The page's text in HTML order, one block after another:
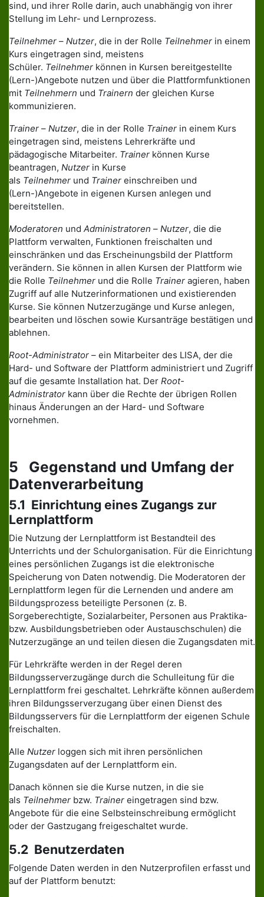
sind, und ihrer Rolle darin, auch unabhängig von ihrer
Stellung im Lehr- und Lernprozess.
Teilnehmer – Nutzer, die in der Rolle Teilnehmer in einem
Kurs eingetragen sind, meistens
Schüler. Teilnehmer können in Kursen bereitgestellte
(Lern-)Angebote nutzen und über die Plattformfunktionen
mit Teilnehmern und Trainern der gleichen Kurse
kommunizieren.
Trainer – Nutzer, die in der Rolle Trainer in einem Kurs
eingetragen sind, meistens Lehrerkräfte und
pädagogische Mitarbeiter. Trainer können Kurse
beantragen, Nutzer in Kurse
als Teilnehmer und Trainer einschreiben und
(Lern-)Angebote in eigenen Kursen anlegen und
bereitstellen.
Moderatoren und Administratoren – Nutzer, die die
Plattform verwalten, Funktionen freischalten und
einschränken und das Erscheinungsbild der Plattform
verändern. Sie können in allen Kursen der Plattform wie
die Rolle Teilnehmer und die Rolle Trainer agieren, haben
Zugriff auf alle Nutzerinformationen und existierenden
Kurse. Sie können Nutzerzugänge und Kurse anlegen,
bearbeiten und löschen sowie Kursanträge bestätigen und
ablehnen.
Root-Administrator – ein Mitarbeiter des LISA, der die
Hard- und Software der Plattform administriert und Zugriff
auf die gesamte Installation hat. Der Root-
Administrator kann über die Rechte der übrigen Rollen
hinaus Änderungen an der Hard- und Software
vornehmen.
5 Gegenstand und Umfang der
Datenverarbeitung
5.1 Einrichtung eines Zugangs zur
Lernplattform
Die Nutzung der Lernplattform ist Bestandteil des
Unterrichts und der Schulorganisation. Für die Einrichtung
eines persönlichen Zugangs ist die elektronische
Speicherung von Daten notwendig. Die Moderatoren der
Lernplattform legen für die Lernenden und andere am
Bildungsprozess beteiligte Personen (z. B.
Sorgeberechtigte, Sozialarbeiter, Personen aus Praktika-
bzw. Ausbildungsbetrieben oder Austauschschulen) die
Nutzerzugänge an und teilen diesen die Zugangsdaten mit.
Für Lehrkräfte werden in der Regel deren
Bildungsserverzugänge durch die Schulleitung für die
Lernplattform frei geschaltet. Lehrkräfte können außerdem
ihren Bildungsserverzugang über einen Dienst des
Bildungsservers für die Lernplattform der eigenen Schule
freischalten.
Alle Nutzer loggen sich mit ihren persönlichen
Zugangsdaten auf der Lernplattform ein.
Danach können sie die Kurse nutzen, in die sie
als Teilnehmer bzw. Trainer eingetragen sind bzw.
Angebote für die eine Selbsteinschreibung ermöglicht
oder der Gastzugang freigeschaltet wurde.
5.2 Benutzerdaten
Folgende Daten werden in den Nutzerprofilen erfasst und
auf der Plattform benutzt: